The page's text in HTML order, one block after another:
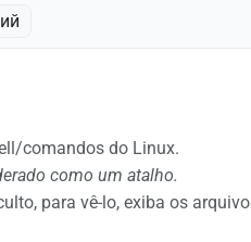
comandos do Linux.
como um atalho.
para vê-lo, exiba os